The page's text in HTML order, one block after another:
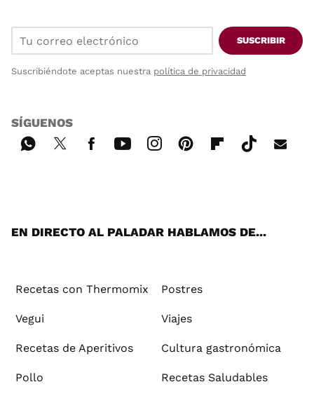
SUSCRIBIR
Suscribiéndote aceptas nuestra política de privacidad
SÍGUENOS
EN DIRECTO AL PALADAR HABLAMOS DE...
Recetas con Thermomix Postres
Vegui Viajes
Recetas de Aperitivos Cultura gastronómica
Pollo Recetas Saludables